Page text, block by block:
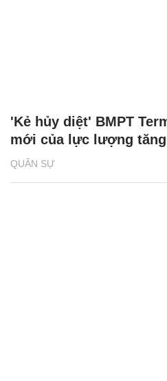
QUÂN SỰ
'Kẻ hủy diệt' BMPT
mới của lực lượng